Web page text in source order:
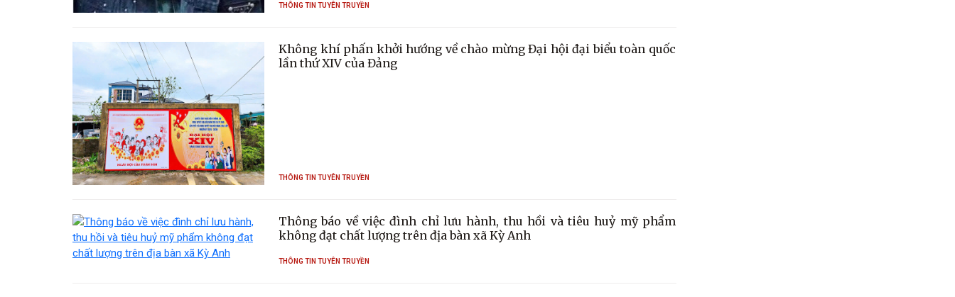
THÔNG TIN TUYÊN TRUYỀN
Không khí phấn khởi hướng về chào mừng Đại hội đại biểu toàn quốc
lần thứ XIV của Đảng
THÔNG TIN TUYÊN TRUYỀN
Thông báo về việc đình chỉ lưu hành, thu hồi và tiêu huỷ mỹ phẩm
không đạt chất lượng trên địa bàn xã Kỳ Anh
THÔNG TIN TUYÊN TRUYỀN